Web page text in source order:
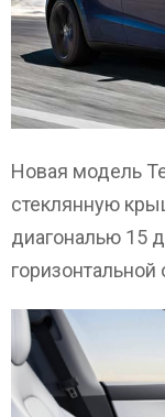
Новая модель
стеклянную
диагональю 15